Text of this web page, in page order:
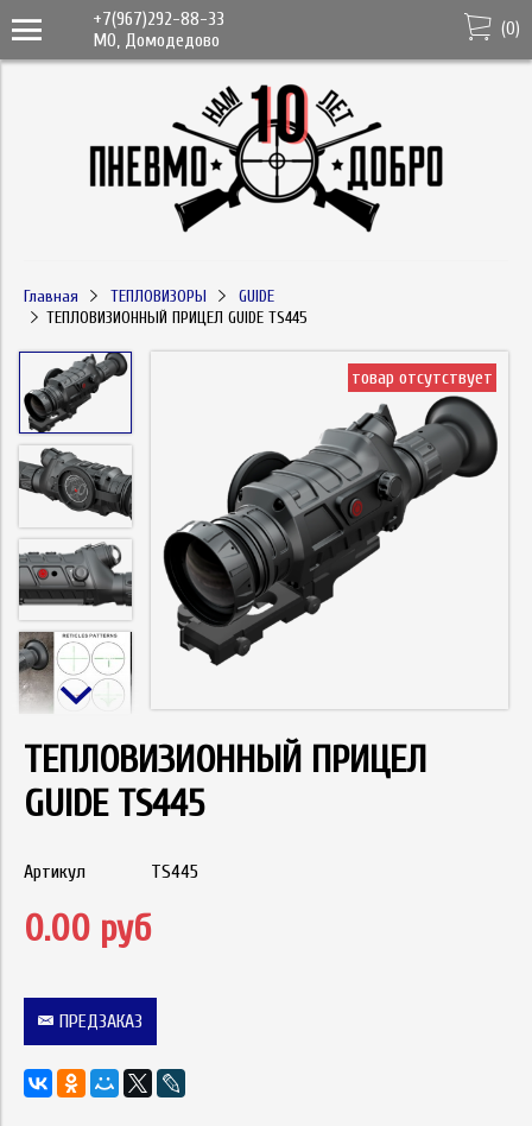
+7(967)292-88-33
МО, Домодедово
(0)
Главная ТЕПЛОВИЗОРЫ
GUIDE
ТЕПЛОВИЗИОННЫЙ ПРИЦЕЛ GUIDE TS445
товар отсутствует
ТЕПЛОВИЗИОННЫЙ ПРИЦЕЛ
GUIDE TS445
Артикул TS445
0.00 руб
ПРЕДЗАКАЗ